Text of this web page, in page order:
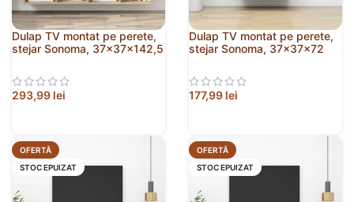
Dulap TV montat pe perete,
stejar Sonoma, 37x37x142,5
293,99 lei
Dulap TV montat pe perete,
stejar Sonoma, 37x37x72
177,99 lei
OFERTĂ
STOC EPUIZAT
OFERTĂ
STOC EPUIZAT